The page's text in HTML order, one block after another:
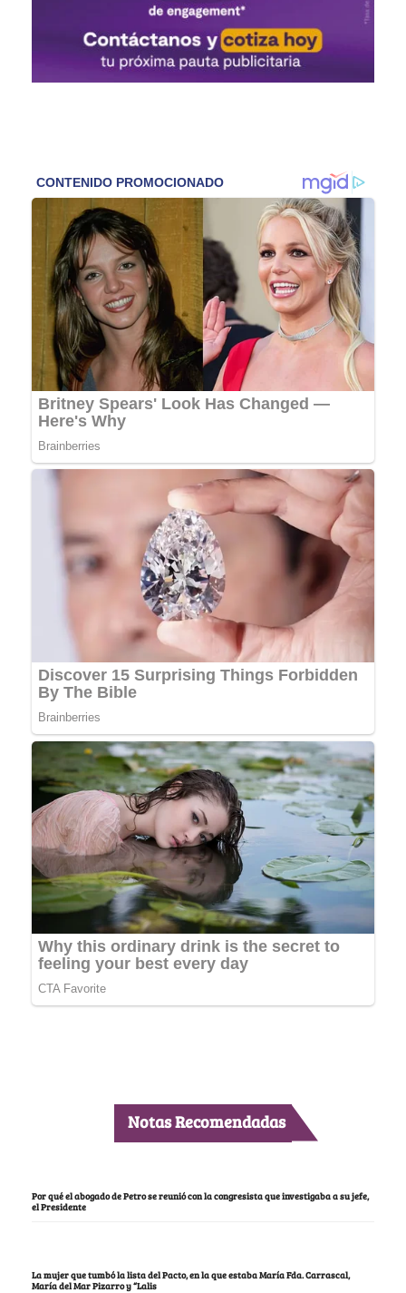
Notas Recomendadas
Por qué el abogado de Petro se reunió con la congresista que investigaba a su jefe,
el Presidente
La mujer que tumbó la lista del Pacto, en la que estaba María Fda. Carrascal,
María del Mar Pizarro y “Lalis